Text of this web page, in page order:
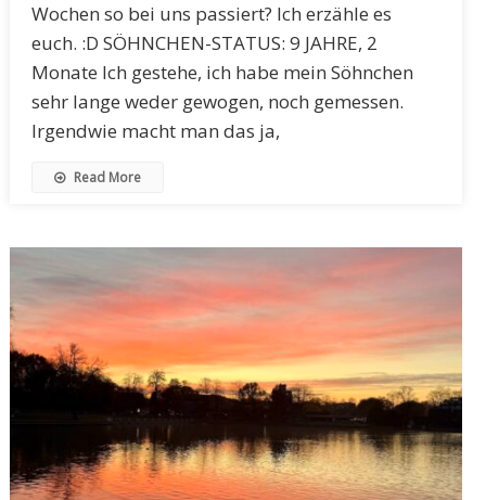
Wochen so bei uns passiert? Ich erzähle es
euch. :D SÖHNCHEN-STATUS: 9 JAHRE, 2
Monate Ich gestehe, ich habe mein Söhnchen
sehr lange weder gewogen, noch gemessen.
Irgendwie macht man das ja,
Read More